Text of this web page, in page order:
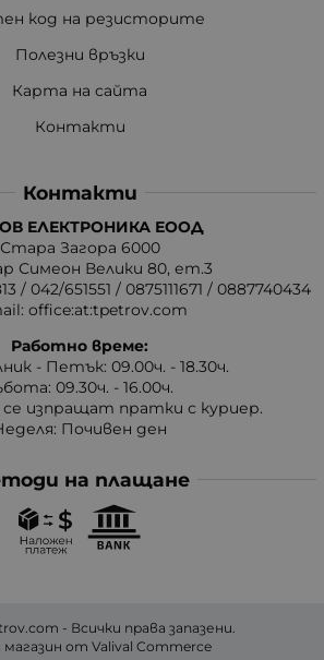
код на резисторите
Полезни връзки
Карта на сайта
Контакти
Контакти
ЕЛЕКТРОНИКА ЕООД
Стара Загора 6000
Симеон Велики 80, ет.3
/ 042/651551 / 0875111671 / 0887740434
office:at:tpetrov.com
Работно време:
- Петък: 09.00ч. - 18.30ч.
09.30ч. - 16.00ч.
изпращат пратки с куриер.
Почивен ден
на плащане
- Всички права запазени.
магазин от Valival Commerce